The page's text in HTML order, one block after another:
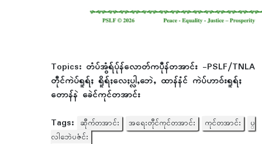
Topics:တံပ်အွံရ်ပ်ုန်လောတ်ကပီုန်တအာင်း -PSLF/TNLA
တီုင်ကဲပ်ရူရ်ႈ ရိူရ်ႈလေႈပ္လါႇဘေဲႇ ထာန်နံင် ကဲပ်ဟာ၀်းရူရ်ႈ
တောန်နဲ ခေဲင်ကုင်တအာင်း
Tags:
ဆီုက်တအာင်း အရေးတီုင်ကုင်တအာင်း ကုင်တအာင်း
ပ္
လါဘေဲပဇံင်း